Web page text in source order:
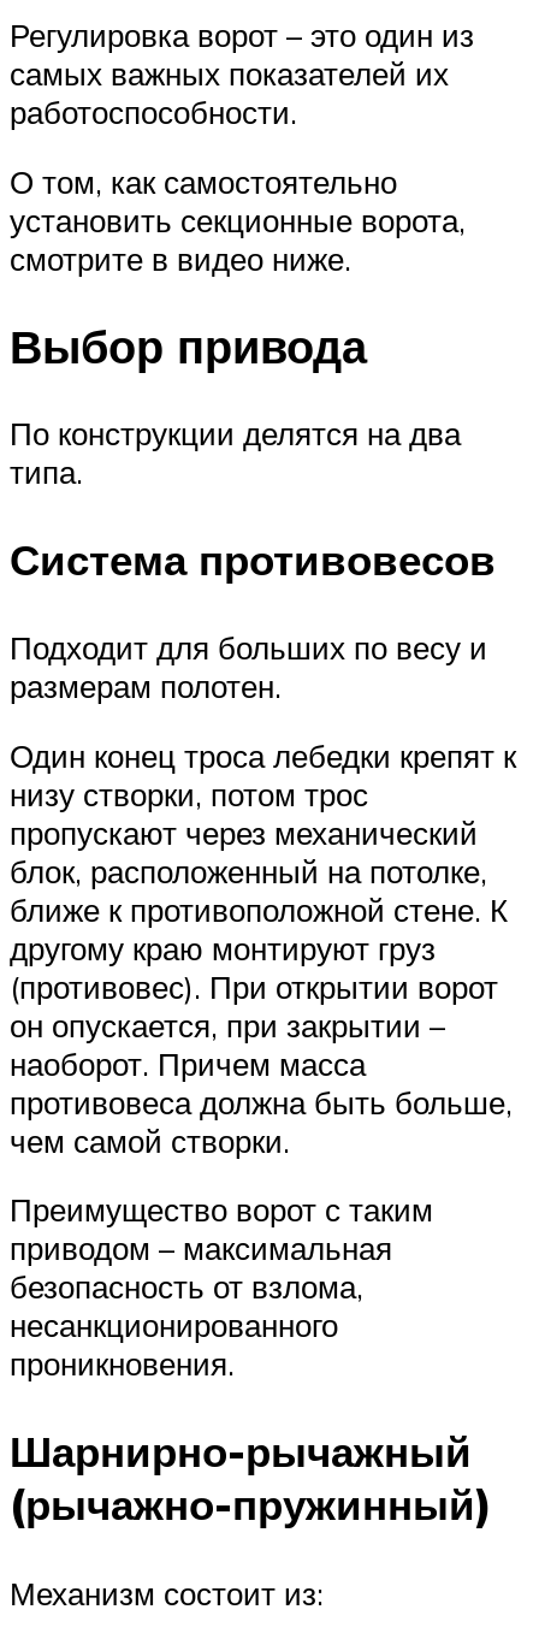
Регулировка ворот – это один из
самых важных показателей их
работоспособности.
О том, как самостоятельно
установить секционные ворота,
смотрите в видео ниже.
Выбор привода
По конструкции делятся на два
типа.
Система противовесов
Подходит для больших по весу и
размерам полотен.
Один конец троса лебедки крепят к
низу створки, потом трос
пропускают через механический
блок, расположенный на потолке,
ближе к противоположной стене. К
другому краю монтируют груз
(противовес). При открытии ворот
он опускается, при закрытии –
наоборот. Причем масса
противовеса должна быть больше,
чем самой створки.
Преимущество ворот с таким
приводом – максимальная
безопасность от взлома,
несанкционированного
проникновения.
Шарнирно-рычажный
(рычажно-пружинный)
Механизм состоит из: